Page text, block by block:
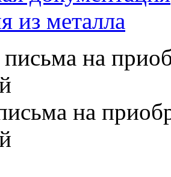
из металла
на